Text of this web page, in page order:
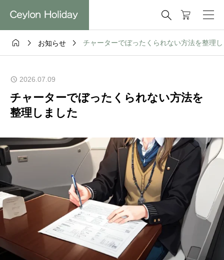

  お知らせ  チャーターでぼったくられない方法を整理
2026.07.09
チャーターでぼったくられない方法を
整理しました